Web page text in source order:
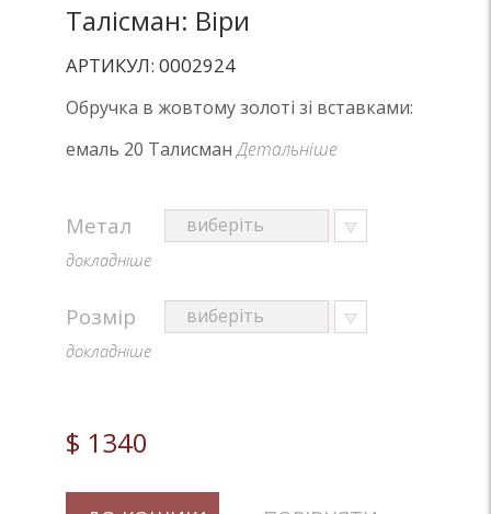
Талісман: Віри
АРТИКУЛ: 0002924
Обручка в жовтому золоті зі вставками:
емаль 20 ТалисманДетальніше
Метал
докладніше
Розмір
докладніше
$ 1340